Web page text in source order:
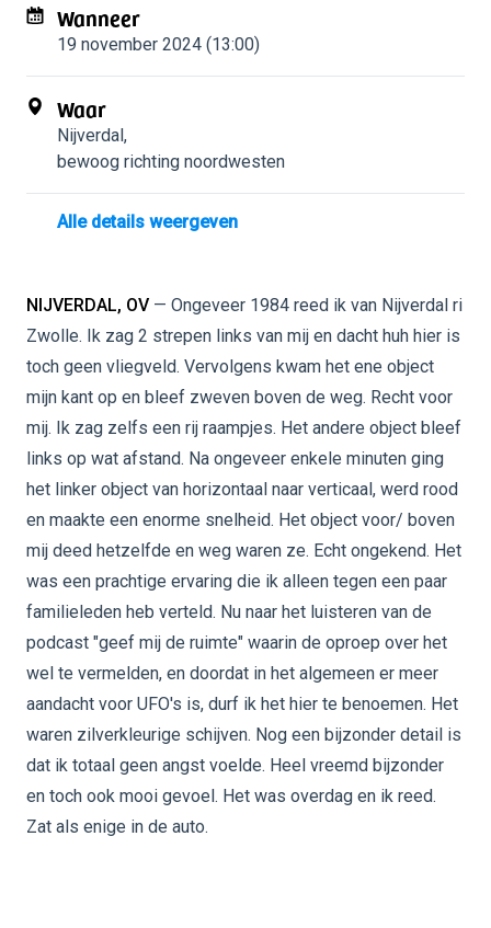
Wanneer
19 november 2024 (13:00)
Waar
Nijverdal,
bewoog richting noordwesten
Alle details weergeven
NIJVERDAL, OV — Ongeveer 1984 reed ik van Nijverdal ri
Zwolle. Ik zag 2 strepen links van mij en dacht huh hier is
toch geen vliegveld. Vervolgens kwam het ene object
mijn kant op en bleef zweven boven de weg. Recht voor
mij. Ik zag zelfs een rij raampjes. Het andere object bleef
links op wat afstand. Na ongeveer enkele minuten ging
het linker object van horizontaal naar verticaal, werd rood
en maakte een enorme snelheid. Het object voor/ boven
mij deed hetzelfde en weg waren ze. Echt ongekend. Het
was een prachtige ervaring die ik alleen tegen een paar
familieleden heb verteld. Nu naar het luisteren van de
podcast "geef mij de ruimte" waarin de oproep over het
wel te vermelden, en doordat in het algemeen er meer
aandacht voor UFO's is, durf ik het hier te benoemen. Het
waren zilverkleurige schijven. Nog een bijzonder detail is
dat ik totaal geen angst voelde. Heel vreemd bijzonder
en toch ook mooi gevoel. Het was overdag en ik reed.
Zat als enige in de auto.